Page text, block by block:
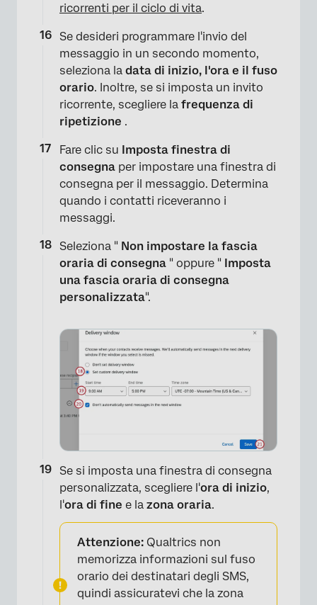
×
ricorrenti per il ciclo di vita.
Se desideri programmare l'invio del
messaggio in un secondo momento,
seleziona la data di inizio, l'ora e il fuso
orario. Inoltre, se si imposta un invito
ricorrente, scegliere la frequenza di
ripetizione .
Fare clic su Imposta finestra di
consegna per impostare una finestra di
consegna per il messaggio. Determina
quando i contatti riceveranno i
messaggi.
Seleziona " Non impostare la fascia
oraria di consegna " oppure " Imposta
una fascia oraria di consegna
personalizzata".
Se si imposta una finestra di consegna
personalizzata, scegliere l'ora di inizio,
l'ora di fine e la zona oraria.
Attenzione: Qualtrics non
memorizza informazioni sul fuso
orario dei destinatari degli SMS,
quindi assicuratevi che la zona